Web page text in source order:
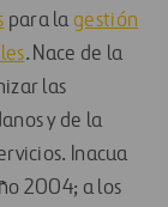
para lagestión
. Nace de la
las
y de la
Inacua
2004; a los